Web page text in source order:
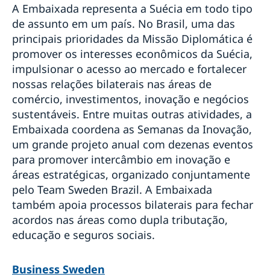
A Embaixada representa a Suécia em todo tipo
de assunto em um país. No Brasil, uma das
principais prioridades da Missão Diplomática é
promover os interesses econômicos da Suécia,
impulsionar o acesso ao mercado e fortalecer
nossas relações bilaterais nas áreas de
comércio, investimentos, inovação e negócios
sustentáveis. Entre muitas outras atividades, a
Embaixada coordena as Semanas da Inovação,
um grande projeto anual com dezenas eventos
para promover intercâmbio em inovação e
áreas estratégicas, organizado conjuntamente
pelo Team Sweden Brazil. A Embaixada
também apoia processos bilaterais para fechar
acordos nas áreas como dupla tributação,
educação e seguros sociais.
Business Sweden